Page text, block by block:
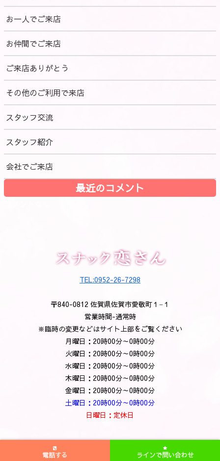
お一人でご来店
お仲間でご来店
ご来店ありがとう
その他のご利用で来店
スタッフ交流
スタッフ紹介
会社でご来店
最近のコメント
TEL:0952-26-7298
〒840-0812 佐賀県佐賀市愛敬町１−１
営業時間-通常時
※臨時の変更などはサイト上部をご覧ください
月曜日：20時00分～0時00分
火曜日：20時00分～0時00分
水曜日：20時00分～0時00分
木曜日：20時00分～0時00分
金曜日：20時00分～0時00分
土曜日：20時00分～0時00分
日曜日：定休日
TEL:0952-26-7298
電話する ラインで問い合わせ
ホームページ制作 株式会社ハートウェブ